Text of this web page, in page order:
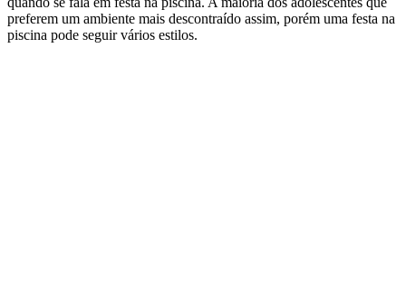
preferem um ambiente mais descontraído assim, porém uma festa na
piscina pode seguir vários estilos.